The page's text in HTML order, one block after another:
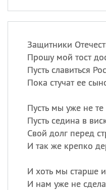
Защитники
Прошу мой тост
Пусть славиться
Пока стучат ее
Пусть мы уже не
Пусть седина в
Свой долг перед
И так же крепко
И хоть мы старше
И нам уже не